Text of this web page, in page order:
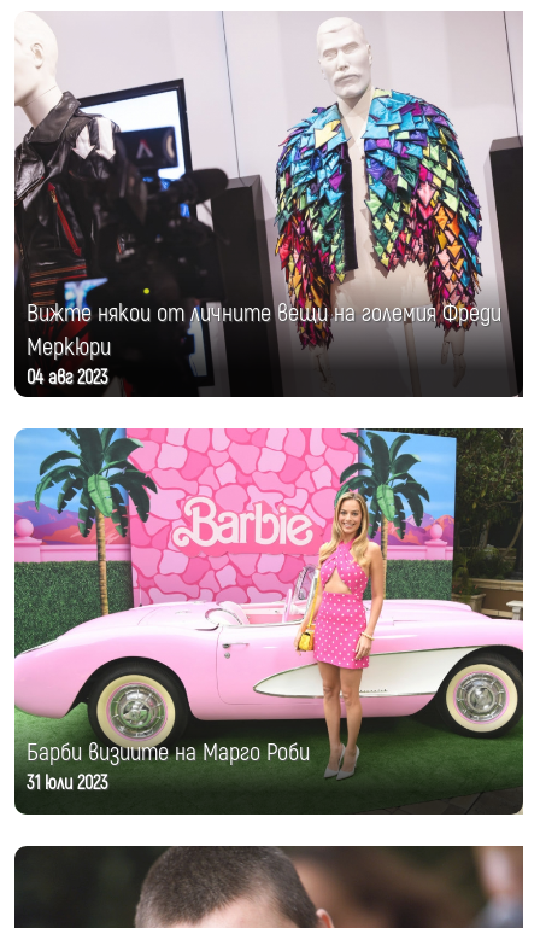
Вижте някои от личните вещи на големия Фреди
Меркюри
04 авг 2023
Барби визиите на Марго Роби
31 юли 2023